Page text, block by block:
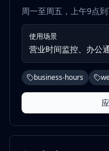
周一至周五，上午9点
使用场景
营业时间监控、办公
business-hours